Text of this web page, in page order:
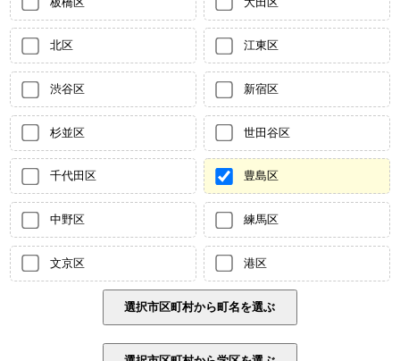
北区 江東区
渋谷区 新宿区
杉並区 世田谷区
千代田区 豊島区
中野区 練馬区
文京区 港区